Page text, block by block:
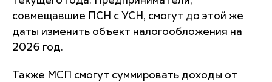
совмещавшие ПСН с УСН, смогут до этой же
даты изменить объект налогообложения на
2026 год.
Также МСП смогут суммировать доходы от